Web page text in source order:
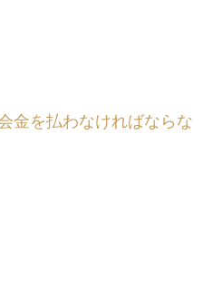
金を払わなければならな